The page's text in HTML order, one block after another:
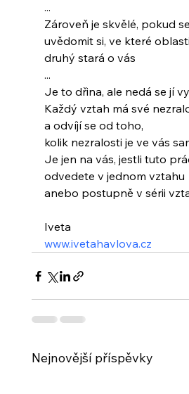
...
Zároveň je skvělé, pokud
uvědomit si, ve které
druhý stará o vás
...
Je to dřina, ale nedá se jí
Každý vztah má své
a odvíjí se od toho,
kolik nezralosti je ve vás
Je jen na vás, jestli tuto
odvedete v jednom vztahu
anebo postupně v sérii
Iveta
www.ivetahavlova.cz
Nejnovější příspěvky